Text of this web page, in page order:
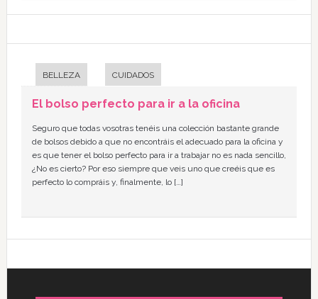
BELLEZA CUIDADOS
El bolso perfecto para ir a la oficina
Seguro que todas vosotras tenéis una colección bastante grande
de bolsos debido a que no encontráis el adecuado para la oficina y
es que tener el bolso perfecto para ir a trabajar no es nada sencillo,
¿No es cierto? Por eso siempre que veis uno que creéis que es
perfecto lo compráis y, finalmente, lo […]